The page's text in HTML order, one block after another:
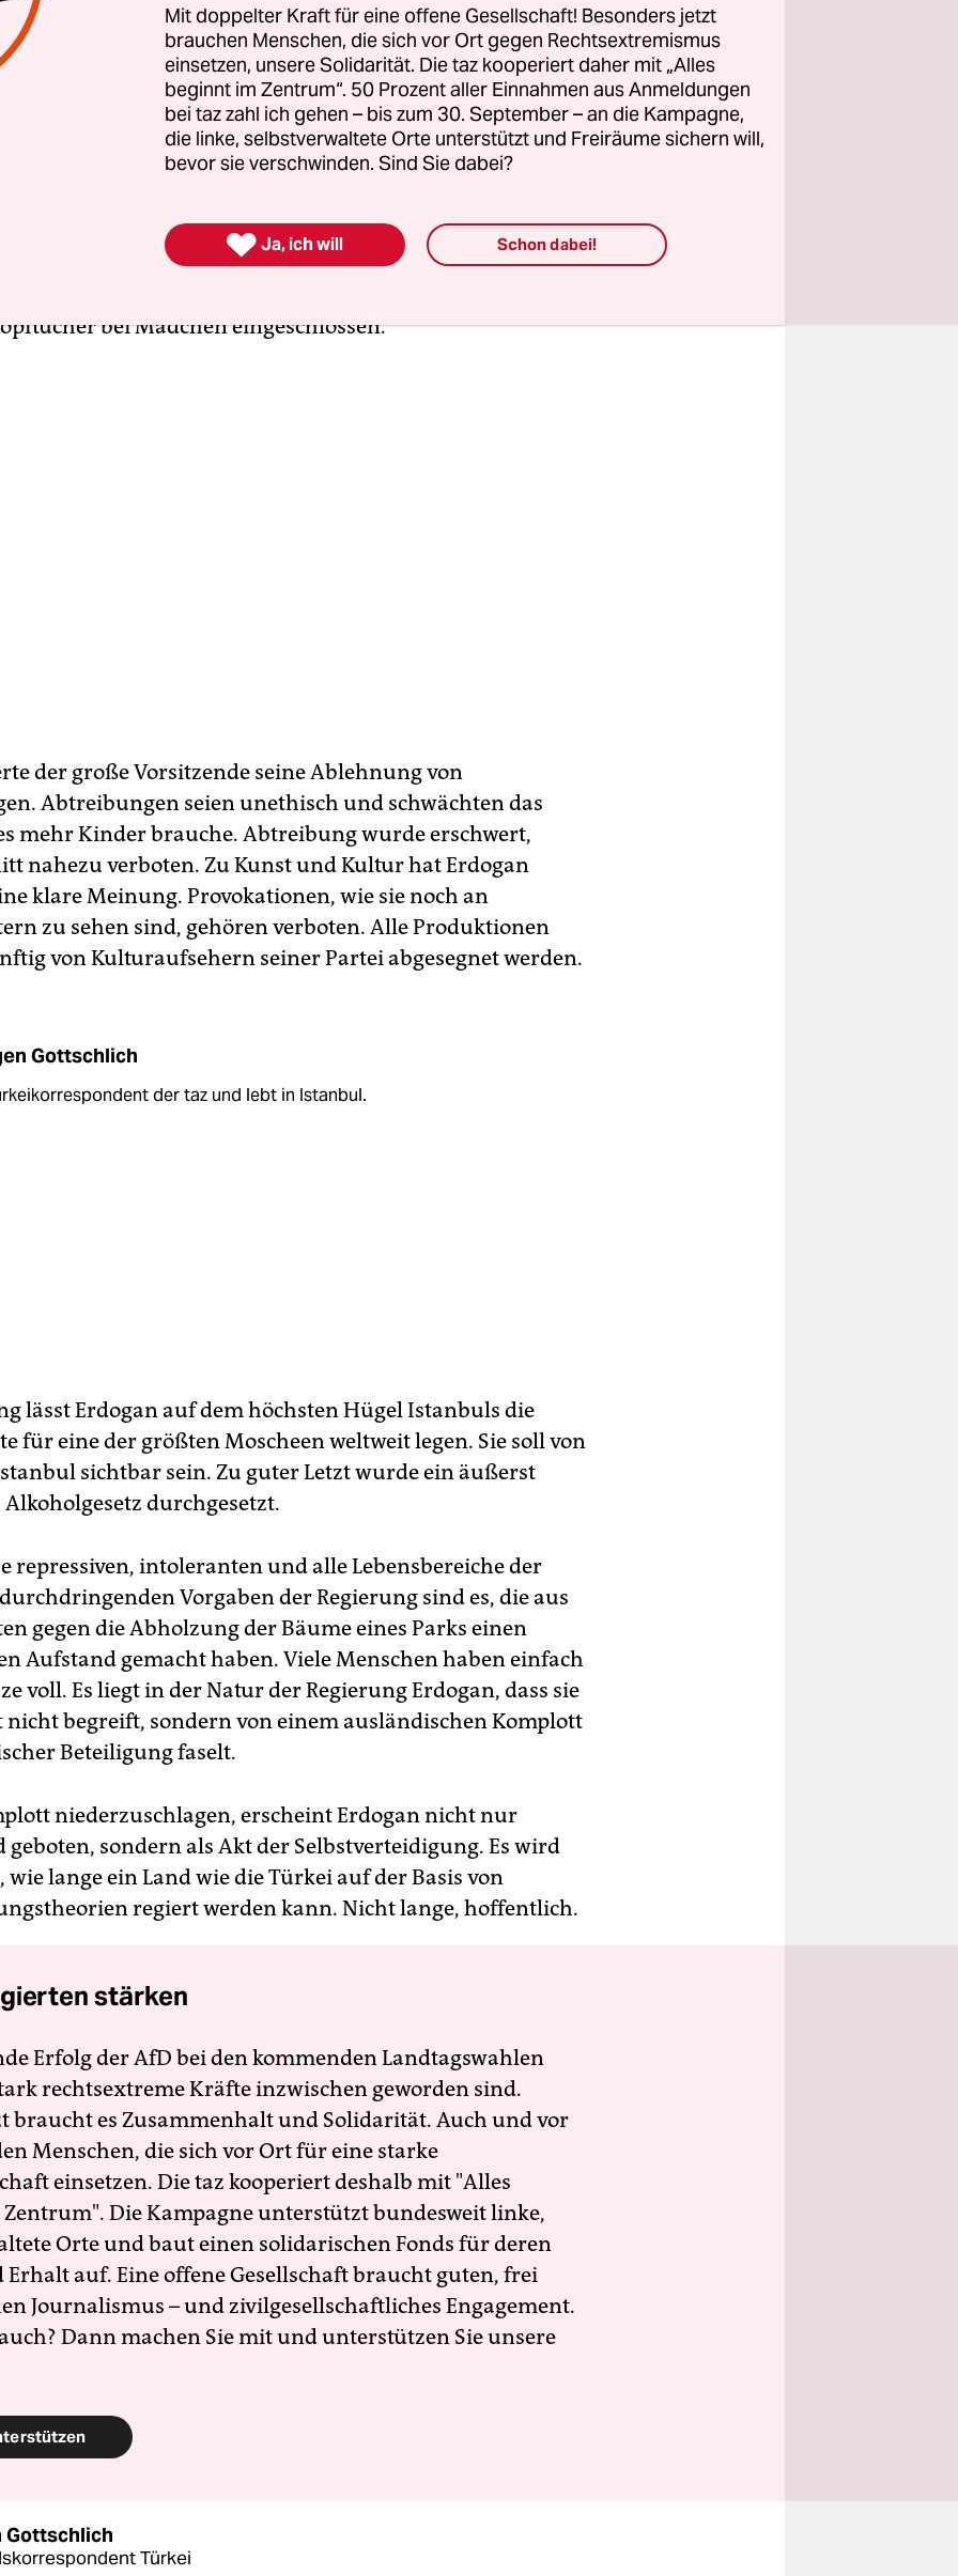
nahezu 50 Prozent der Wählerstimmen gewonnen haben,
Toleranz ist nicht mehr nötig.
den Jahren zuvor immer wieder einmal ein Einlenken bei
Konflikten gegeben, macht Erdogan inzwischen
mehr daraus, dass nur noch das Programm seiner
verkündete er und setzte gegen jeden Widerstand eine
des Schulsystems durch, indem jetzt die Kinder bereits
bei Mädchen eingeschlossen.
der große Vorsitzende seine Ablehnung von
Abtreibungen seien unethisch und schwächten das
mehr Kinder brauche. Abtreibung wurde erschwert,
nahezu verboten. Zu Kunst und Kultur hat Erdogan
klare Meinung. Provokationen, wie sie noch an
zu sehen sind, gehören verboten. Alle Produktionen
von Kulturaufsehern seiner Partei abgesegnet werden.
Gottschlich
der taz und lebt in Istanbul.
lässt Erdogan auf dem höchsten Hügel Istanbuls die
für eine der größten Moscheen weltweit legen. Sie soll von
sichtbar sein. Zu guter Letzt wurde ein äußerst
Alkoholgesetz durchgesetzt.
repressiven, intoleranten und alle Lebensbereiche der
Vorgaben der Regierung sind es, die aus
gegen die Abholzung der Bäume eines Parks einen
Aufstand gemacht haben. Viele Menschen haben einfach
voll. Es liegt in der Natur der Regierung Erdogan, dass sie
nicht begreift, sondern von einem ausländischen Komplott
Beteiligung faselt.
niederzuschlagen, erscheint Erdogan nicht nur
sondern als Akt der Selbstverteidigung. Es wird
wie lange ein Land wie die Türkei auf der Basis von
regiert werden kann. Nicht lange, hoffentlich.
stärken
Erfolg der AfD bei den kommenden Landtagswahlen
rechtsextreme Kräfte inzwischen geworden sind.
braucht es Zusammenhalt und Solidarität. Auch und vor
Menschen, die sich vor Ort für eine starke
einsetzen. Die taz kooperiert deshalb mit "Alles
Die Kampagne unterstützt bundesweit linke,
Orte und baut einen solidarischen Fonds für deren
Erhalt auf. Eine offene Gesellschaft braucht guten, frei
Journalismus – und zivilgesellschaftliches Engagement.
Dann machen Sie mit und unterstützen Sie unsere
Gottschlich
Türkei
Mit doppelter Kraft für eine offene Gesellschaft! Besonders jetzt
brauchen Menschen, die sich vor Ort gegen Rechtsextremismus
einsetzen, unsere Solidarität. Die taz kooperiert daher mit „Alles
beginnt im Zentrum“. 50 Prozent aller Einnahmen aus Anmeldungen
bei taz zahl ich gehen – bis zum 30. September – an die Kampagne,
die linke, selbstverwaltete Orte unterstützt und Freiräume sichern will,
bevor sie verschwinden. Sind Sie dabei?
 Ja, ich will Schon dabei!